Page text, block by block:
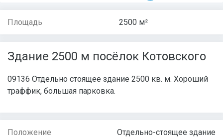
Площадь 2500 м²
Здание 2500 м посёлок Котовского
09136 Отдельно стоящее здание 2500 кв. м. Хороший
траффик, большая парковка.
Положение
Отдельно-стоящее здание